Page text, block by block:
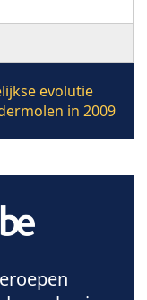
evolutie
in 2009